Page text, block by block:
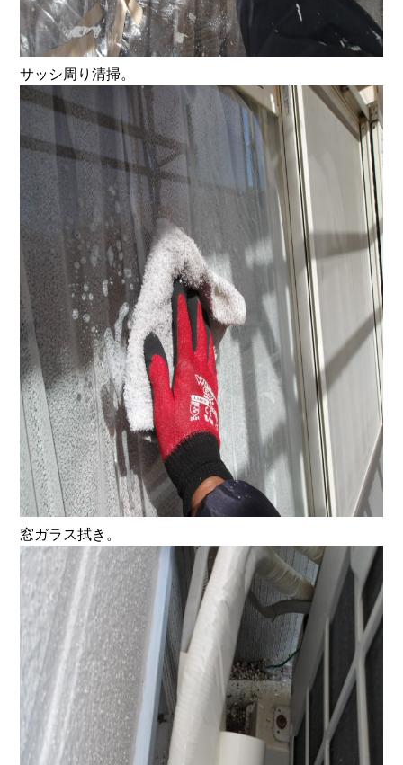
サッシ周り清掃。
窓ガラス拭き。